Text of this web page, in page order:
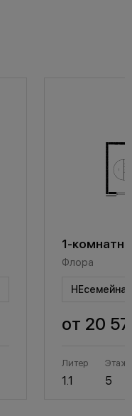
1-
Флора
от 20
Литер
1.1
Этаж
5